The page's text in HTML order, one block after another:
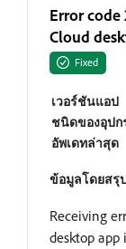
Error
Cloud
Fixed
เวอร์ชันแอป
ชนิดของอุป
อัพเดทล่าสุด
ข้อมูลโดยสรุ
Receiving
desktop app